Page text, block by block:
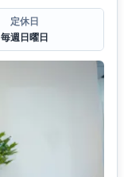
定休日
毎週日曜日